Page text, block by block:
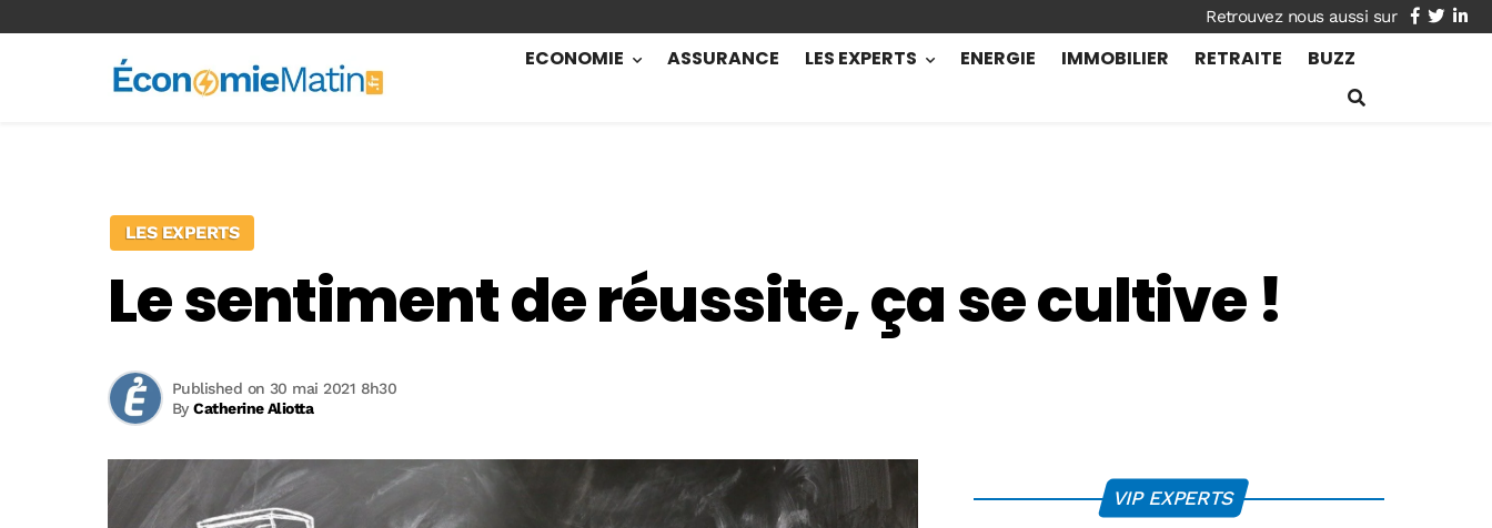
facebook
twitter
ECONOMIE ASSURANCE LES EXPERTS ENERGIE IMMOBILIER RETRAITE BUZZ
LES EXPERTS
Le sentiment de réussite, ça se cultive !
ByCatherine Aliotta
Published on 30 mai 2021 8h30
VIP EXPERTS